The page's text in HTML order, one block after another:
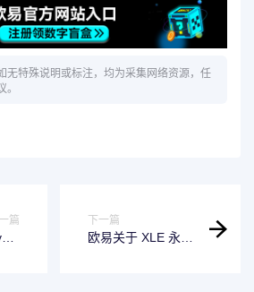
无特殊说明或标注，均为采集网络资源，任
篇 下一篇
欧易关于 XLE 永续